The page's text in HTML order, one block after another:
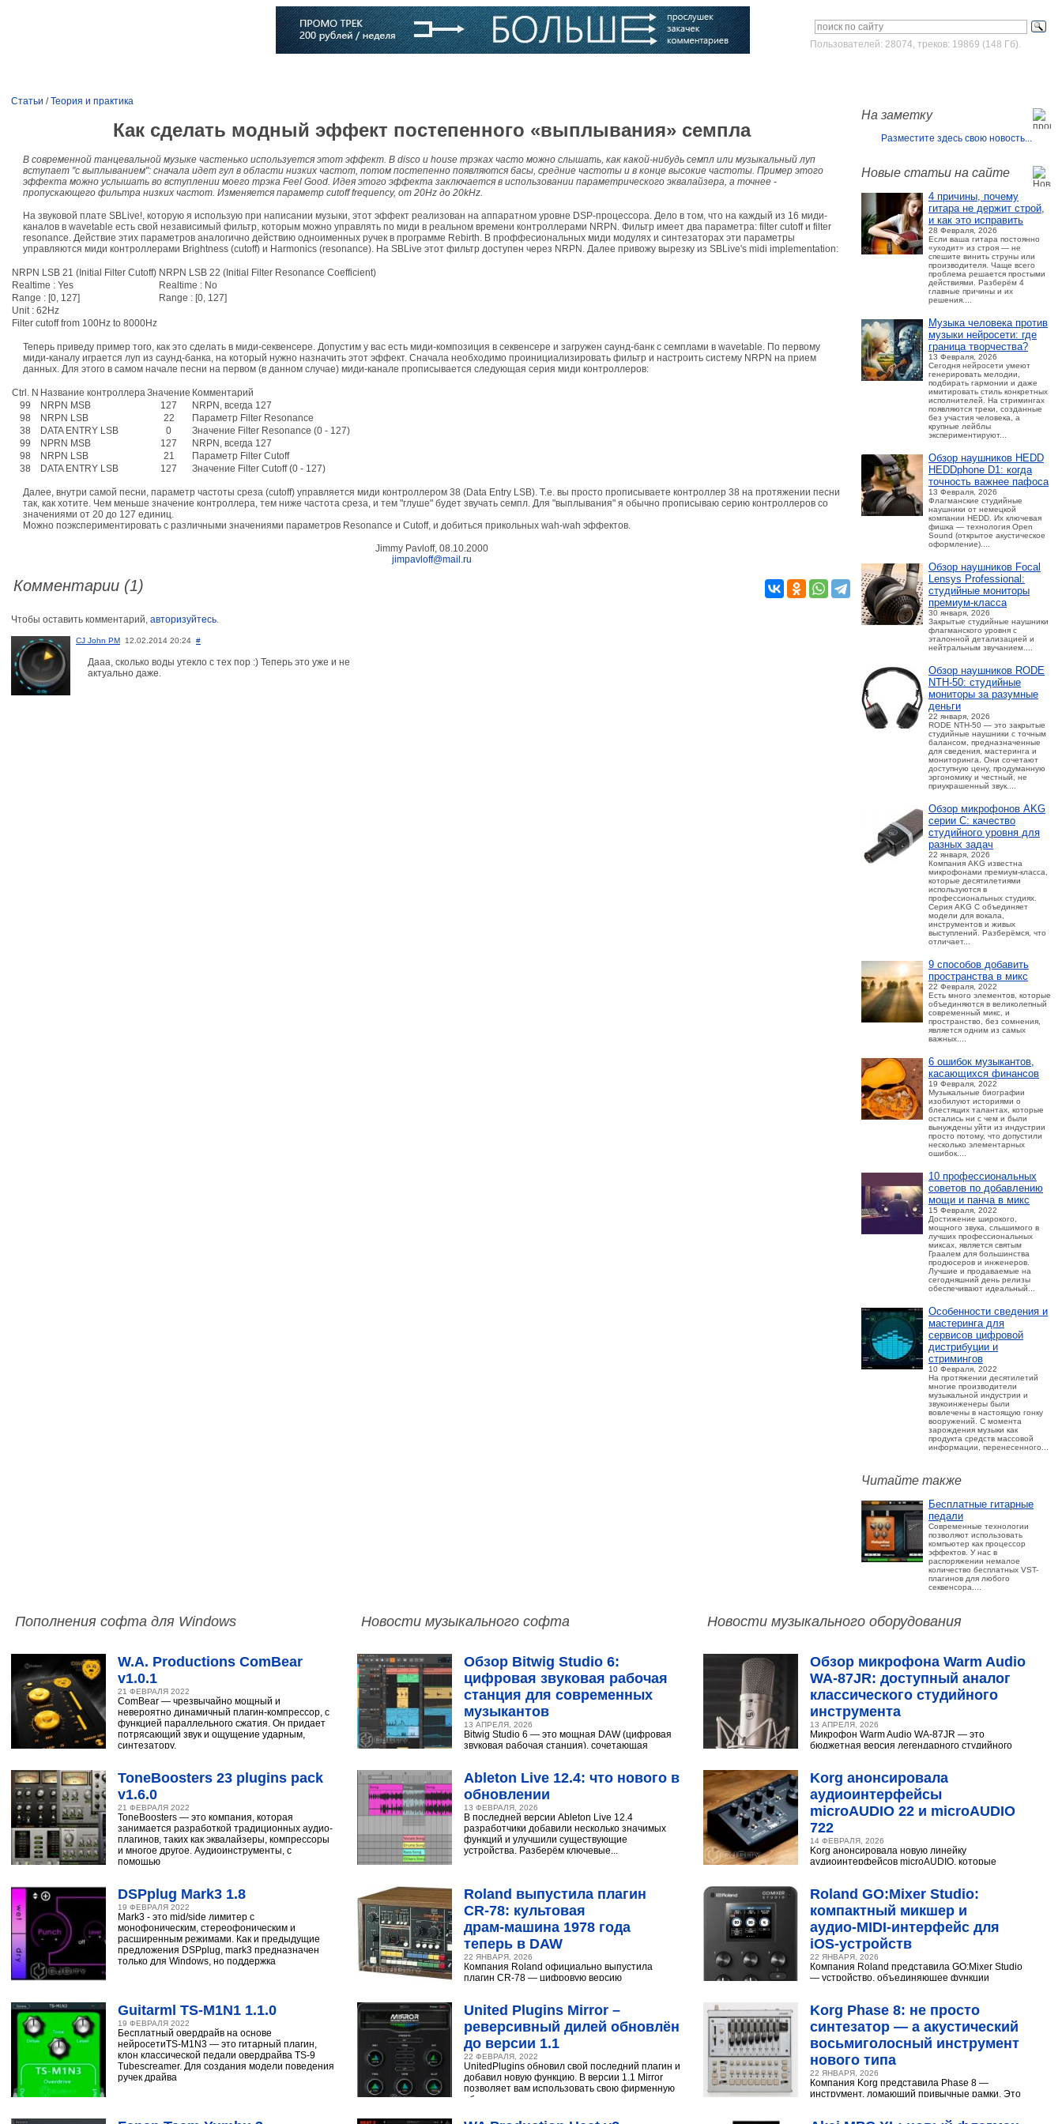
Пользователей: 28074, треков: 19869 (148 Гб).
На заметку
Разместите здесь свою новость...
Новые статьи на сайте
4 причины, почему
гитара не держит строй,
и как это исправить
28 Февраля, 2026
Если ваша гитара постоянно
«уходит» из строя — не
спешите винить струны или
производителя. Чаще всего
проблема решается простыми
действиями. Разберём 4
главные причины и их
решения....
Музыка человека против
музыки нейросети: где
граница творчества?
13 Февраля, 2026
Сегодня нейросети умеют
генерировать мелодии,
подбирать гармонии и даже
имитировать стиль конкретных
исполнителей. На стримингах
появляются треки, созданные
без участия человека, а
крупные лейблы
экспериментируют...
Обзор наушников HEDD
HEDDphone D1: когда
точность важнее пафоса
13 Февраля, 2026
Флагманские студийные
наушники от немецкой
компании HEDD. Их ключевая
фишка — технология Open
Sound (открытое акустическое
оформление)....
Обзор наушников Focal
Lensys Professional:
студийные мониторы
премиум‑класса
30 января, 2026
Закрытые студийные наушники
флагманского уровня с
эталонной детализацией и
нейтральным звучанием....
Обзор наушников RODE
NTH-50: студийные
мониторы за разумные
деньги
22 января, 2026
RODE NTH-50 — это закрытые
студийные наушники с точным
балансом, предназначенные
для сведения, мастеринга и
мониторинга. Они сочетают
доступную цену, продуманную
эргономику и честный, не
приукрашенный звук....
Обзор микрофонов AKG
серии C: качество
студийного уровня для
разных задач
22 января, 2026
Компания AKG известна
микрофонами премиум-класса,
которые десятилетиями
используются в
профессиональных студиях.
Серия AKG C объединяет
модели для вокала,
инструментов и живых
выступлений. Разберёмся, что
отличает...
9 способов добавить
пространства в микс
22 Февраля, 2022
Есть много элементов, которые
объединяются в великолепный
современный микс, и
пространство, без сомнения,
является одним из самых
важных....
6 ошибок музыкантов,
касающихся финансов
19 Февраля, 2022
Музыкальные биографии
изобилуют историями о
блестящих талантах, которые
остались ни с чем и были
вынуждены уйти из индустрии
просто потому, что допустили
несколько элементарных
ошибок....
10 профессиональных
советов по добавлению
мощи и панча в микс
15 Февраля, 2022
Достижение широкого,
мощного звука, слышимого в
лучших профессиональных
миксах, является святым
Граалем для большинства
продюсеров и инженеров.
Лучшие и продаваемые на
сегодняшний день релизы
обеспечивают идеальный...
Особенности сведения и
мастеринга для
сервисов цифровой
дистрибуции и
стримингов
10 Февраля, 2022
На протяжении десятилетий
многие производители
музыкальной индустрии и
звукоинженеры были
вовлечены в настоящую гонку
вооружений. С момента
зарождения музыки как
продукта средств массовой
информации, перенесенного...
Читайте также
Бесплатные гитарные
педали
Современные технологии
позволяют использовать
компьютер как процессор
эффектов. У нас в
распоряжении немалое
количество бесплатных VST-
плагинов для любого
секвенсора....
Статьи /Теория и практика
Как сделать модный эффект постепенного «выплывания» семпла
В современной танцевальной музыке частенько используется этот эффект. В disco и house трэках часто можно слышать, как какой-нибудь семпл или музыкальный луп
вступает "с выплыванием": сначала идет гул в области низких частот, потом постепенно появляются басы, средние частоты и в конце высокие частоты. Пример этого
эффекта можно услышать во вступлении моего трэка Feel Good. Идея этого эффекта заключается в использовании параметрического эквалайзера, а точнее -
пропускающего фильтра низких частот. Изменяется параметр cutoff frequency, от 20Hz до 20kHz.
На звуковой плате SBLive!, которую я использую при написании музыки, этот эффект реализован на аппаратном уровне DSP-процессора. Дело в том, что на каждый из 16 миди-
каналов в wavetable есть свой независимый фильтр, которым можно управлять по миди в реальном времени контроллерами NRPN. Фильтр имеет два параметра: filter cutoff и filter
resonance. Действие этих параметров аналогично действию одноименных ручек в программе Rebirth. В проффесиональных миди модулях и синтезаторах эти параметры
управляются миди контроллерами Brightness (cutoff) и Harmonics (resonance). На SBLive этот фильтр доступен через NRPN. Далее привожу вырезку из SBLive's midi implementation:
NRPN LSB 21 (Initial Filter Cutoff) NRPN LSB 22 (Initial Filter Resonance Coefficient)
Realtime : Yes
Realtime : No
Range : [0, 127]
Range : [0, 127]
Unit : 62Hz
Filter cutoff from 100Hz to 8000Hz
Теперь приведу пример того, как это сделать в миди-секвенсере. Допустим у вас есть миди-композиция в секвенсере и загружен саунд-банк с семплами в wavetable. По первому
миди-каналу играется луп из саунд-банка, на который нужно назначить этот эффект. Сначала необходимо проинициализировать фильтр и настроить систему NRPN на прием
данных. Для этого в самом начале песни на первом (в данном случае) миди-канале прописывается следующая серия миди контроллеров:
Ctrl. N Название контроллераЗначение Комментарий
99
NRPN MSB 127
NRPN, всегда 127
98
NRPN LSB 22
Параметр Filter Resonance
38
DATA ENTRY LSB 0
Значение Filter Resonance (0 - 127)
99
NPRN MSB 127
NRPN, всегда 127
98
NRPN LSB 21
Параметр Filter Cutoff
38
DATA ENTRY LSB 127 Значение Filter Cutoff (0 - 127)
Далее, внутри самой песни, параметр частоты среза (cutoff) управляется миди контроллером 38 (Data Еntry LSB). Т.е. вы просто прописываете контроллер 38 на протяжении песни
так, как хотите. Чем меньше значение контроллера, тем ниже частота среза, и тем "глуше" будет звучать семпл. Для "выплывания" я обычно прописываю серию контроллеров со
значениями от 20 до 127 единиц.
Mожно поэкспериментировать с различными значениями параметров Resonance и Cutoff, и добиться прикольных wah-wah эффектов.
Jimmy Pavloff, 08.10.2000
jimpavloff@mail.ru
Комментарии (1)
Чтобы оставить комментарий, авторизуйтесь.
CJ John PM 12.02.2014 20:24 #
Дааа, сколько воды утекло с тех пор :) Теперь это уже и не
актуально даже.
Пополнения софта для Windows
W.A. Productions ComBear
v1.0.1
21 ФЕВРАЛЯ 2022
ComBear — чрезвычайно мощный и
невероятно динамичный плагин-компрессор, с
функцией параллельного сжатия. Он придает
потрясающий звук и ощущение ударным,
синтезатору,
ToneBoosters 23 plugins pack
v1.6.0
21 ФЕВРАЛЯ 2022
ToneBoosters — это компания, которая
занимается разработкой традиционных аудио-
плагинов, таких как эквалайзеры, компрессоры
и многое другое. Аудиоинструменты, с
помощью
DSPplug Mark3 1.8
19 ФЕВРАЛЯ 2022
Mark3 - это mid/side лимитер с
монофоническим, стереофоническим и
расширенным режимами. Как и предыдущие
предложения DSPplug, mark3 предназначен
только для Windows, но поддержка
Guitarml TS-M1N1 1.1.0
19 ФЕВРАЛЯ 2022
Бесплатный овердрайв на основе
нейросетиTS-M1N3 — это гитарный плагин,
клон классической педали овердрайва TS-9
Tubescreamer. Для создания модели поведения
ручек драйва
Новости музыкального софта
Обзор Bitwig Studio 6:
цифровая звуковая рабочая
станция для современных
музыкантов
13 АПРЕЛЯ, 2026
Bitwig Studio 6 — это мощная DAW (цифровая
звуковая рабочая станция), сочетающая
Ableton Live 12.4: что нового в
обновлении
13 ФЕВРАЛЯ, 2026
В последней версии Ableton Live 12.4
разработчики добавили несколько значимых
функций и улучшили существующие
устройства. Разберём ключевые...
Roland выпустила плагин
CR‑78: культовая
драм‑машина 1978 года
теперь в DAW
22 ЯНВАРЯ, 2026
Компания Roland официально выпустила
плагин CR-78 — цифровую версию
United Plugins Mirror –
реверсивный дилей обновлён
до версии 1.1
22 ФЕВРАЛЯ, 2022
UnitedPlugins обновил свой последний плагин и
добавил новую функцию. В версии 1.1 Mirror
позволяет вам использовать свою фирменную
обратную...
Новости музыкального оборудования
Обзор микрофона Warm Audio
WA‑87JR: доступный аналог
классического студийного
инструмента
13 АПРЕЛЯ, 2026
Микрофон Warm Audio WA‑87JR — это
бюджетная версия легендарного студийного
Korg анонсировала
аудиоинтерфейсы
microAUDIO 22 и microAUDIO
722
14 ФЕВРАЛЯ, 2026
Korg анонсировала новую линейку
аудиоинтерфейсов microAUDIO, которые
Roland GO:Mixer Studio:
компактный микшер и
аудио‑MIDI‑интерфейс для
iOS‑устройств
22 ЯНВАРЯ, 2026
Компания Roland представила GO:Mixer Studio
— устройство, объединяющее функции
Korg Phase 8: не просто
синтезатор — а акустический
восьмиголосный инструмент
нового типа
22 ЯНВАРЯ, 2026
Компания Korg представила Phase 8 —
инструмент, ломающий привычные рамки. Это